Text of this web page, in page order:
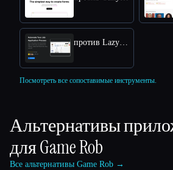
против LazyApply
Посмотреть все сопоставимые инструменты.
Альтернативы
дляGame Rob
Все альтернативы Game Rob →